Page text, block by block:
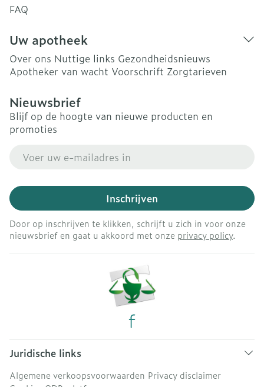
FAQ
Uw apotheek
Over ons Nuttige links Gezondheidsnieuws
Apotheker van wacht Voorschrift Zorgtarieven
Nieuwsbrief
Blijf op de hoogte van nieuwe producten en
promoties
Inschrijven
Door op inschrijven te klikken, schrijft u zich in voor onze
nieuwsbrief en gaat u akkoord met onze privacy policy.
Juridische links
Algemene verkoopsvoorwaarden Privacy disclaimer